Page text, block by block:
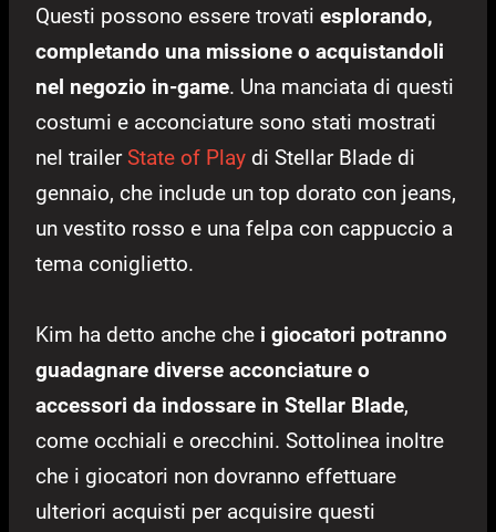
Questi possono essere trovati esplorando,
completando una missione o acquistandoli
nel negozio in-game. Una manciata di questi
costumi e acconciature sono stati mostrati
nel trailerState of Play di Stellar Blade di
gennaio, che include un top dorato con jeans,
un vestito rosso e una felpa con cappuccio a
tema coniglietto.
Kim ha detto anche che i giocatori potranno
guadagnare diverse acconciature o
accessori da indossare in Stellar Blade,
come occhiali e orecchini. Sottolinea inoltre
che i giocatori non dovranno effettuare
ulteriori acquisti per acquisire questi